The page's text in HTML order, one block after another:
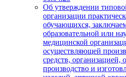
Об утверждении
организации
обучающихся,
образовательной или
медицинской
осуществляющей
средств, организацией,
производство и